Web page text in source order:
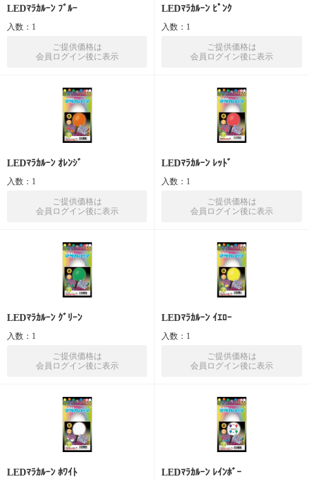
LEDﾏﾗｶﾙｰﾝ ﾌﾞﾙｰ
入数：1
ご提供価格は
会員ログイン後に表示
LEDﾏﾗｶﾙｰﾝ ﾋﾟﾝｸ
入数：1
ご提供価格は
会員ログイン後に表示
LEDﾏﾗｶﾙｰﾝ ｵﾚﾝｼﾞ
入数：1
ご提供価格は
会員ログイン後に表示
LEDﾏﾗｶﾙｰﾝ ﾚｯﾄﾞ
入数：1
ご提供価格は
会員ログイン後に表示
LEDﾏﾗｶﾙｰﾝ ｸﾞﾘｰﾝ
入数：1
ご提供価格は
会員ログイン後に表示
LEDﾏﾗｶﾙｰﾝ ｲｴﾛｰ
入数：1
ご提供価格は
会員ログイン後に表示
LEDﾏﾗｶﾙｰﾝ ﾎﾜｲﾄ LEDﾏﾗｶﾙｰﾝ ﾚｲﾝﾎﾞｰ